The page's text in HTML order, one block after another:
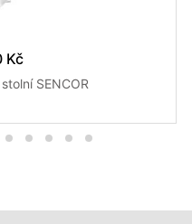
Kč
SENCOR